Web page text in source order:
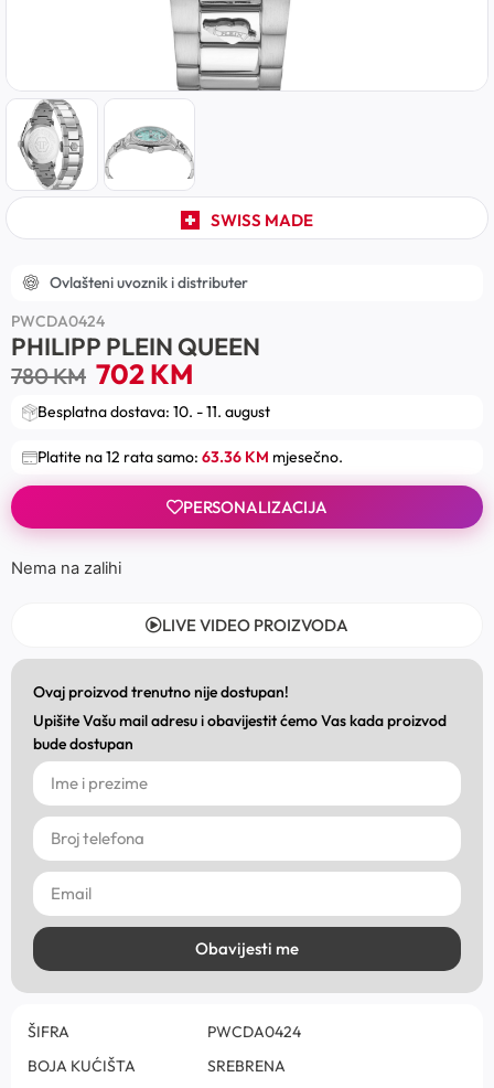
SWISS MADE
Ovlašteni uvoznik i distributer
PWCDA0424
PHILIPP PLEIN QUEEN
780KM 702KM
Besplatna dostava: 10. - 11. august
Platite na 12 rata samo: 63.36 KM mjesečno.
PERSONALIZACIJA
Nema na zalihi
LIVE VIDEO PROIZVODA
Ovaj proizvod trenutno nije dostupan!
Upišite Vašu mail adresu i obavijestit ćemo Vas kada proizvod
bude dostupan
Obavijesti me
ŠIFRA
PWCDA0424
BOJA KUĆIŠTA
SREBRENA